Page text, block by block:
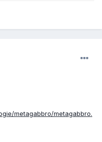
metagabbro/metagabbro.